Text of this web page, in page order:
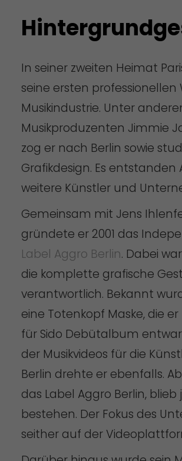
In seiner zweiten Heimat
seine ersten professionellen
Musikindustrie. Unter
Musikproduzenten Jimmie
zog er nach Berlin sowie
Grafikdesign. Es entstanden
weitere Künstler und
Gemeinsam mit Jens
gründete er 2001 das
Label Aggro Berlin. Dabei
die komplette grafische
verantwortlich. Bekannt
eine Totenkopf Maske, die er
für Sido Debütalbum
der Musikvideos für die
Berlin drehte er ebenfalls.
das Label Aggro Berlin,
bestehen. Der Fokus des
seither auf der